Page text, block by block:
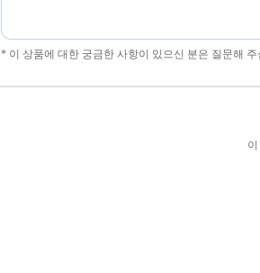
* 이 상품에 대한 궁금한 사항이 있으신 분은 질문해 주